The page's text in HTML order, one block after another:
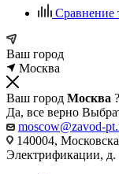
Сравнение
Ваш город
Москва
Ваш город Москва ?
Да, все верно
moscow@zavod-
140004,
Электрификации, д.